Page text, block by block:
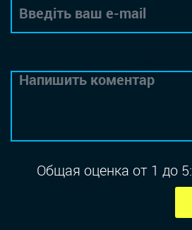
Общая оценка от 1 до 5: